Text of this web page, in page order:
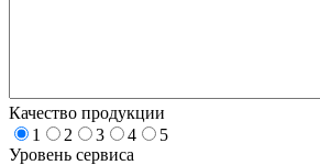
Качество продукции
1
2 3 4
5
Уровень сервиса